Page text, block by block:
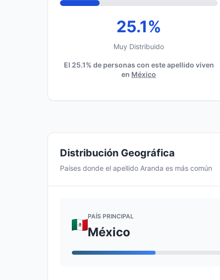
25.1%
Muy Distribuido
El 25.1% de personas con este apellido viven
en México
Distribución Geográfica
Países donde el apellido Aranda es más común
PAÍS PRINCIPAL
México